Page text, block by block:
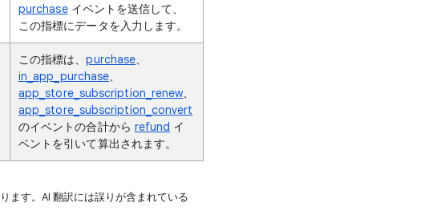
purchaseイベントを送信して、
この指標にデータを入力します。
この指標は、purchase、
in_app_purchase、
app_store_subscription_renew、
app_store_subscription_convert
のイベントの合計から refund イ
ベントを引いて算出されます。
ます。AI 翻訳には誤りが含まれている